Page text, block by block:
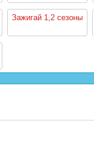
Зажигай 1,2 сезоны